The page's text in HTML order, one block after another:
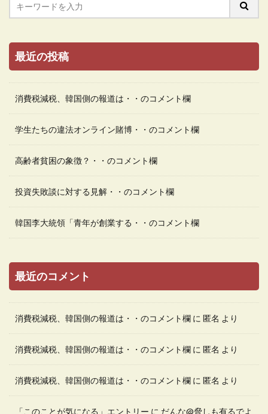
最近の投稿
消費税減税、韓国側の報道は・・のコメント欄
学生たちの違法オンライン賭博・・のコメント欄
高齢者貧困の象徴？・・のコメント欄
投資失敗談に対する見解・・のコメント欄
韓国李大統領「青年が創業する・・のコメント欄
最近のコメント
消費税減税、韓国側の報道は・・のコメント欄 に 匿名 より
消費税減税、韓国側の報道は・・のコメント欄 に 匿名 より
消費税減税、韓国側の報道は・・のコメント欄 に 匿名 より
「このことが気になる」エントリー に だんな@脅しも有るでよ